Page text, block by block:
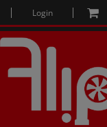
Login